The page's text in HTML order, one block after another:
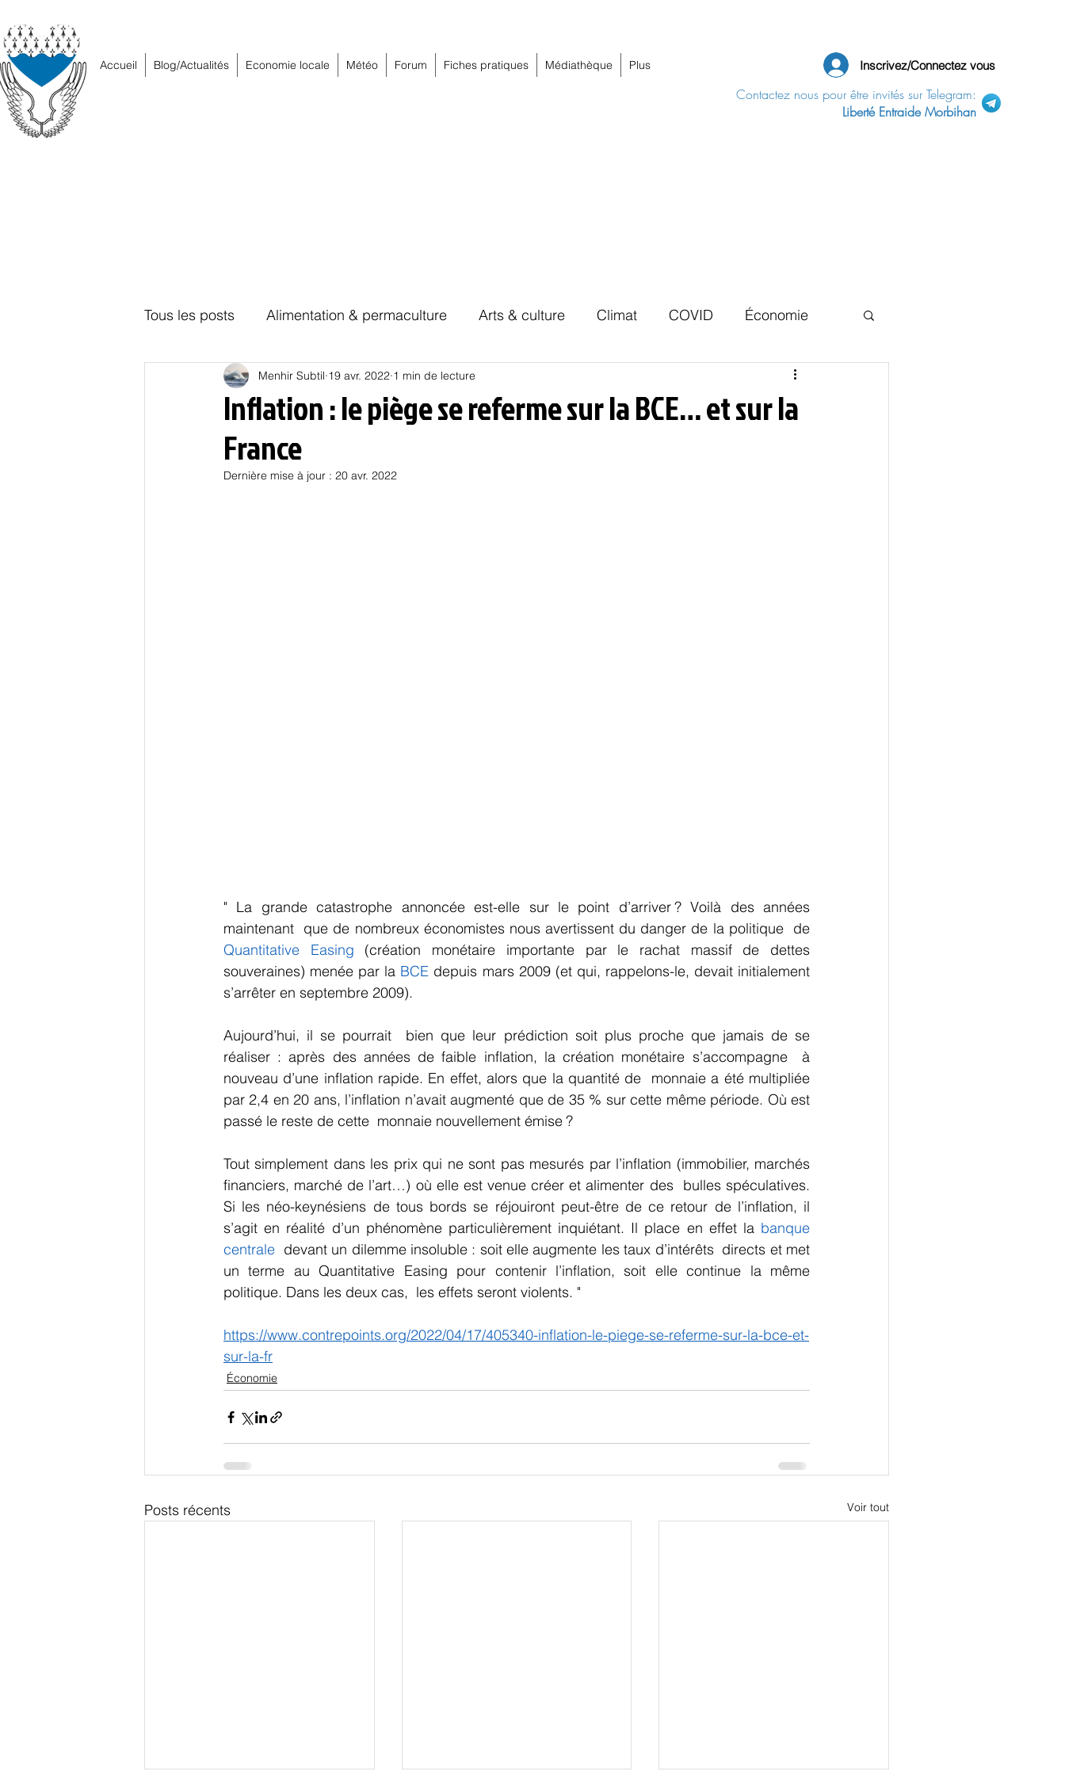
Accueil Blog/Actualités Economie locale Météo Forum Fiches pratiques Médiathèque Plus Inscrivez/Connectez vous
Contactez nous pour être invités sur Telegram:
Liberté Entraide Morbihan
Tous les posts Alimentation & permaculture Arts & culture Climat COVID Économie
Education Energies Habitat Hors piste Local
Oligarchie
Inflation : le piège se referme sur la BCE… et sur la
France
Menhir Subtil 19 avr. 2022 1 min de lecture
Dernière mise à jour : 20 avr. 2022
" La grande catastrophe annoncée est-elle sur le point d’arriver ? Voilà des années
Quantitative Easing (création monétaire importante par le rachat massif de dettes
souveraines) menée par la BCE depuis mars 2009 (et qui, rappelons-le, devait initialement
s’arrêter en septembre 2009).
Aujourd’hui, il se pourrait  bien que leur prédiction soit plus proche que jamais de se
réaliser : après des années de faible inflation, la création monétaire s’accompagne  à
nouveau d’une inflation rapide. En effet, alors que la quantité de  monnaie a été multipliée
par 2,4 en 20 ans, l’inflation n’avait augmenté que de 35 % sur cette même période. Où est
passé le reste de cette  monnaie nouvellement émise ?
Tout simplement dans les prix qui ne sont pas mesurés par l’inflation (immobilier, marchés
financiers, marché de l’art…) où elle est venue créer et alimenter des  bulles spéculatives.
Si les néo-keynésiens de tous bords se réjouiront peut-être de ce retour de l’inflation, il
s’agit en réalité d’un phénomène particulièrement inquiétant. Il place en effet la banque
centrale
  devant un dilemme insoluble : soit elle augmente les taux d’intérêts  directs et met
un terme au Quantitative Easing pour contenir l’inflation, soit elle continue la même
politique. Dans les deux cas,  les effets seront violents. "
https://www.contrepoints.org/2022/04/17/405340-inflation-le-piege-se-referme-sur-la-bce-et-
sur-la-fr
Économie
Posts récents Voir tout